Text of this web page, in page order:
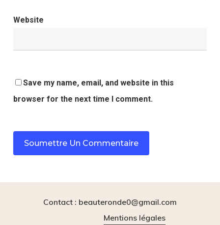
Website
Save my name, email, and website in this
browser for the next time I comment.
Contact : beauteronde0@gmail.com
Mentions légales